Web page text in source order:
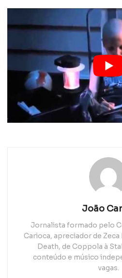
João
Jornalista formado pelo
Carioca, apreciador de
Death, de Coppola à
conteúdo e músico
vagas.